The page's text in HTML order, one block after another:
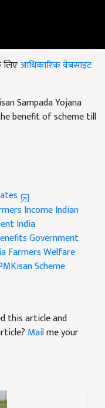
लिएआधिकारिक वेबसाइट
Sampada Yojana
benefit of scheme till
IncomeIndian
India
Government
Farmers Welfare
Scheme
this article and
Mailme your